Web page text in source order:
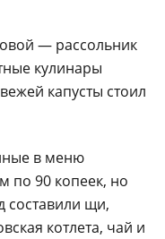
— рассольник
кулинары
капусты стоил
в меню
по 90 копеек, но
составили щи,
котлета, чай и